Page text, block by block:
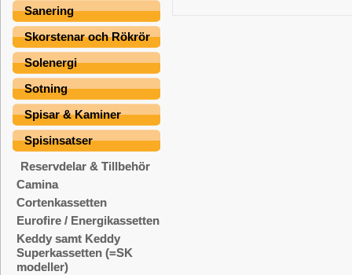
Sanering
Skorstenar och Rökrör
Solenergi
Sotning
Spisar & Kaminer
Spisinsatser
Reservdelar & Tillbehör
Camina
Cortenkassetten
Eurofire / Energikassetten
Keddy samt Keddy
Superkassetten (=SK
modeller)